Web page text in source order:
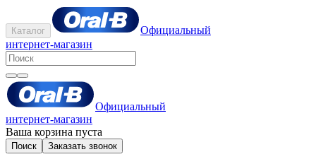
Каталог
Официальный
интернет-магазин
Официальный
интернет-магазин
Ваша корзина пуста
Поиск Заказать звонок